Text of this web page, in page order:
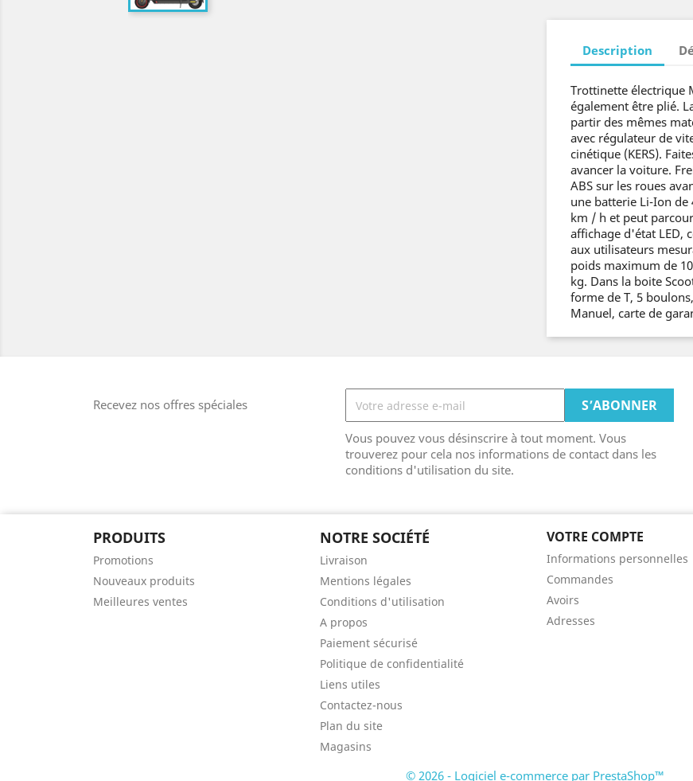
Description
Trottinette électrique
également être plié.
partir des mêmes
avec régulateur de
cinétique (KERS).
avancer la voiture.
ABS sur les roues
une batterie Li-Ion de
km / h et peut
affichage d'état LED,
aux utilisateurs
poids maximum de
kg. Dans la boite
forme de T, 5
Manuel, carte de
Recevez nos offres spéciales
Vous pouvez vous désinscrire à tout moment. Vous
trouverez pour cela nos informations de contact dans les
conditions d'utilisation du site.
PRODUITS
Promotions
Nouveaux produits
Meilleures ventes
NOTRE SOCIÉTÉ
Livraison
Mentions légales
Conditions d'utilisation
A propos
Paiement sécurisé
Politique de confidentialité
Liens utiles
Contactez-nous
Plan du site
Magasins
VOTRE COMPTE
Informations personnelles
Commandes
Avoirs
Adresses
© 2026 - Logiciel e-commerce par PrestaShop™